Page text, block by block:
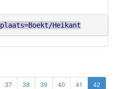
plaats=Boekt/Heikant
37 38 39 40 41 42